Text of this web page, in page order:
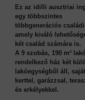
Ez az idilli ausztriai
egy többszintes
többgenerációs
amely kiváló
két család számára is.
A 9 szobás, 190 m²
rendelkező ház két
lakóegységből áll, saját
kerttel, garázzsal,
és erkélyekkel.